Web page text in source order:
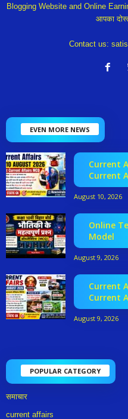
Blogging Website and Online
आपका
Contact us:
EVEN MORE NEWS
Current
Current
August 10, 2026
Online
Model
August 9, 2026
Current
Current
August 9, 2026
POPULAR CATEGORY
समाचार
current affairs